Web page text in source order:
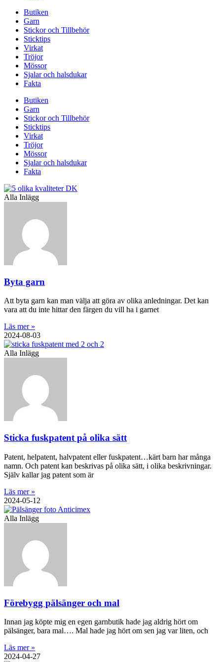
Butiken
Garn
Stickor och Tillbehör
Sticktips
Virkat
Tröjor
Mössor
Sjalar och halsdukar
Fakta
Butiken
Garn
Stickor och Tillbehör
Sticktips
Virkat
Tröjor
Mössor
Sjalar och halsdukar
Fakta
Alla Inlägg
Byta garn
Att byta garn kan man välja att göra av olika anledningar. Det kan
vara att du inte hittar den färgen du vill ha i garnet
Läs mer »
2024-08-03
Alla Inlägg
Sticka fuskpatent på olika sätt
Patent, helpatent, halvpatent eller fuskpatent…kärt barn har många
namn. Och patent kan beskrivas på olika sätt, i olika beskrivningar.
Själv kallar jag patent som är
Läs mer »
2024-05-12
Alla Inlägg
Förebygg pälsänger och mal
Innan jag köpte mig en egen garnbutik hade jag aldrig hört om
pälsänger, bara mal…. Mal hade jag hört om sen jag var liten, och
Läs mer »
2024-04-27